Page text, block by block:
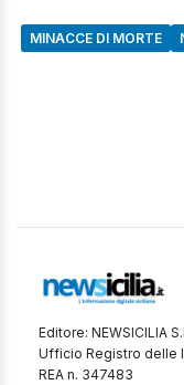
MINACCE DI MORTE
Editore: NEWSICILIA
Ufficio Registro delle
REA n. 347483